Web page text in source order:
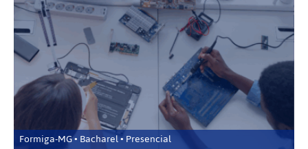
Formiga-MG • Bacharel • Presencial